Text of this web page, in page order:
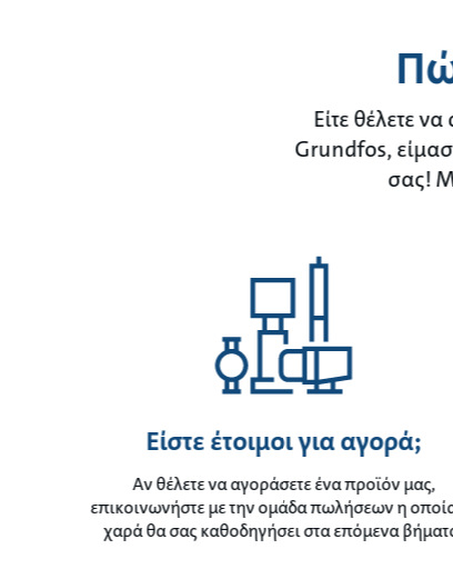
Είτε θέλετε
Grundfos,
σας!
Είστε έτοιμοι για αγορά;
Αν θέλετε να αγοράσετε ένα προϊόν μας,
επικοινωνήστε με την ομάδα πωλήσεων η
χαρά θα σας καθοδηγήσει στα επόμενα